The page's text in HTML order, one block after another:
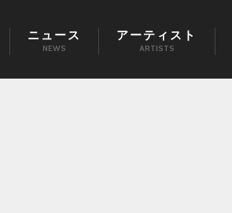
ニュース
NEWS
アーティスト
ARTISTS